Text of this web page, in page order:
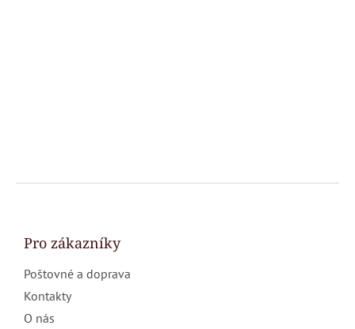
Z
Pro zákazníky
Poštovné a doprava
Kontakty
O nás